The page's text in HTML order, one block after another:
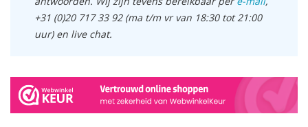
+31 (0)20 717 33 92 (ma t/m vr van 18:30 tot 21:00
uur) en live chat.